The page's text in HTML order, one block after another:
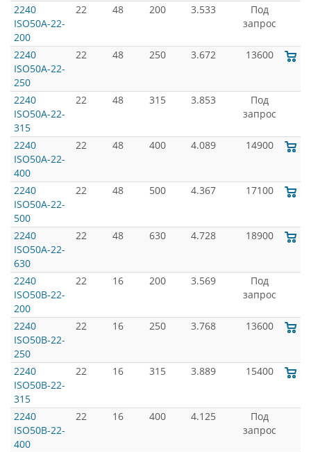
2240
ISO50A-22-
200
22 48 200 3.533
Под
запрос
2240
ISO50A-22-
250
22 48 250 3.672 13600
2240
ISO50A-22-
315
22 48 315 3.853
Под
запрос
2240
ISO50A-22-
400
22 48 400 4.089 14900
2240
ISO50A-22-
500
22 48 500 4.367 17100
2240
ISO50A-22-
630
22 48 630 4.728 18900
2240
ISO50B-22-
200
22 16 200 3.569
Под
запрос
2240
ISO50B-22-
250
22 16 250 3.768 13600
2240
ISO50B-22-
315
22 16 315 3.889 15400
2240
ISO50B-22-
400
22 16 400 4.125
Под
запрос